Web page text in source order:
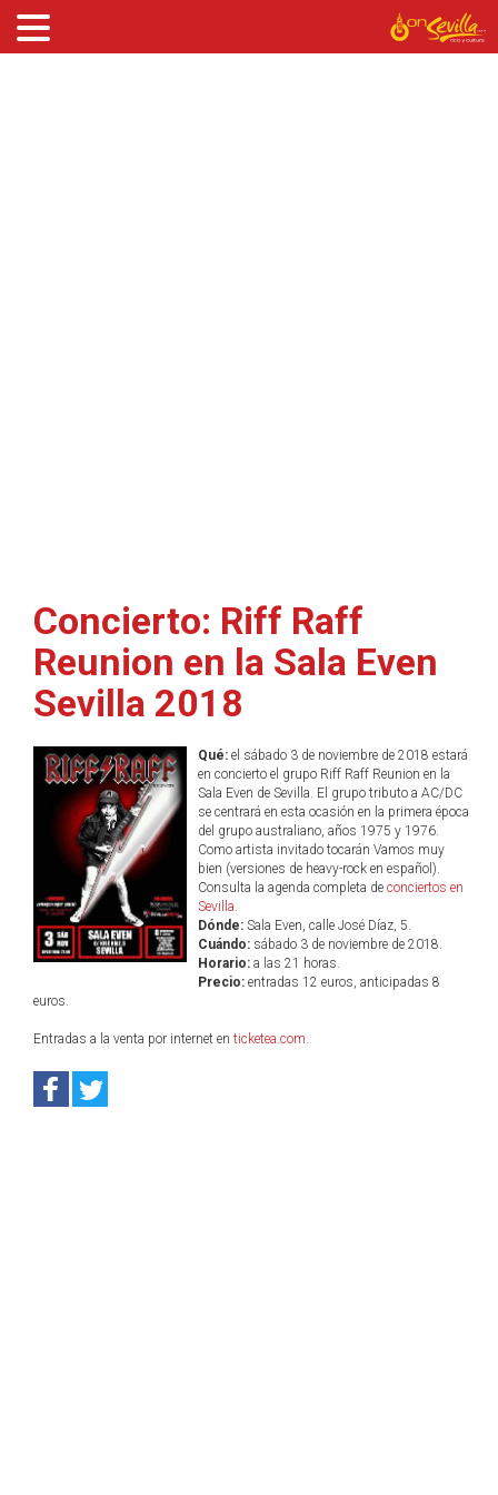
Concierto: Riff Raff
Reunion en la Sala Even
Sevilla 2018
Qué:el sábado 3 de noviembre de 2018 estará
en concierto el grupo Riff Raff Reunion en la
Sala Even de Sevilla. El grupo tributo a AC/DC
se centrará en esta ocasión en la primera época
del grupo australiano, años 1975 y 1976.
Como artista invitado tocarán Vamos muy
bien (versiones de heavy-rock en español).
Consulta la agenda completa de conciertos en
Sevilla.
Dónde:Sala Even, calle José Díaz, 5.
Cuándo:sábado 3 de noviembre de 2018.
Horario:a las 21 horas.
Precio:entradas 12 euros, anticipadas 8
euros.
Entradas a la venta por internet en ticketea.com.